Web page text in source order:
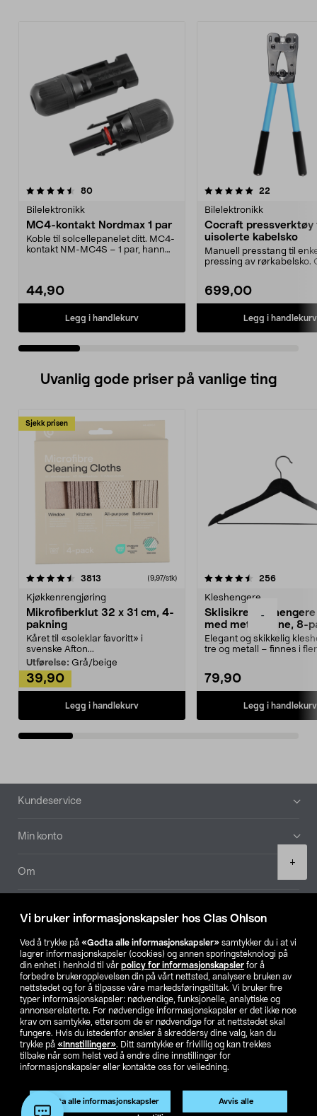
Vi bruker informasjonskapsler hos Clas Ohlson
Ved å trykke på «Godta alle informasjonskapsler» samtykker du i at vi
lagrer informasjonskapsler (cookies) og annen sporingsteknologi på
din enhet i henhold til vår policy for informasjonskapsler for å
forbedre brukeropplevelsen din på vårt nettsted, analysere bruken av
nettstedet og for å tilpasse våre markedsføringstiltak. Vi bruker fire
typer informasjonskapsler: nødvendige, funksjonelle, analytiske og
annonserelaterte. For nødvendige informasjonskapsler er det ikke noe
krav om samtykke, ettersom de er nødvendige for at nettstedet skal
fungere. Hvis du istedenfor ønsker å skreddersy dine valg, kan du
trykke på «Innstillinger». Ditt samtykke er frivillig og kan trekkes
tilbake når som helst ved å endre dine innstillinger for
informasjonskapsler eller kontakte oss for veiledning.
Godta alle informasjonskapsler Avvis alle
-
+
Legg i handlekurv
80anmeldelser
Bilelektronikk
MC4-kontakt Nordmax 1 par
Koble til solcellepanelet ditt. MC4-
kontakt NM-MC4S – 1 par, hann
44,90
Legg i handlekurv
5.0 av 5 stjerner 22
Bilelektronikk
Cocraft pressverktøy
uisolerte kabelsko
Manuell presstang til
pressing av rørkabelsko.
699,00
Legg i handlekurv
4.0 av 5 stjerner
Uvanlig gode priser på vanlige ting
Sjekk prisen
3813 anmeldelser(9,97/stk)
Kjøkkenrengjøring
Mikrofiberklut 32 x 31 cm, 4-
pakning
Kåret til «soleklar favoritt» i
svenske Afton...
Utførelse: Grå/beige
39,90
Legg i handlekurv
4.5av 5 stjerner 256
Kleshengere
Sklisikre
med metallpinne, 8-
Elegant og skikkelig
tre og metall – finnes i
79,90
Legg i handlekurv
4.5av 5 stjerner
Bunntekst
Kundeservice
Min konto
Om
Våre selskaper
Finn din butikk
SE NO FI
Privacy statement Medlemsvilkår Kjøpsvilkår For bedrifter